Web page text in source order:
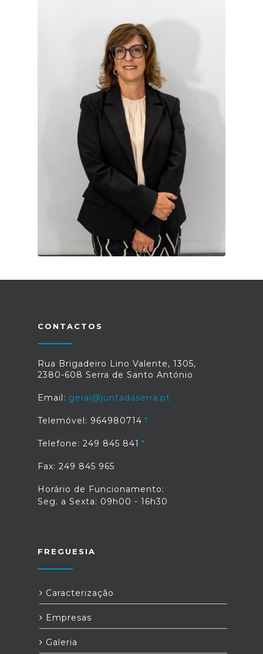
CONTACTOS
Rua Brigadeiro Lino Valente, 1305,
2380-608 Serra de Santo António
Email: geral@juntadaserra.pt
Telemóvel: 964980714
Telefone: 249 845 841
Fax: 249 845 965
Horário de Funcionamento:
Seg. a Sexta: 09h00 - 16h30
FREGUESIA
Caracterização
Empresas
Galeria